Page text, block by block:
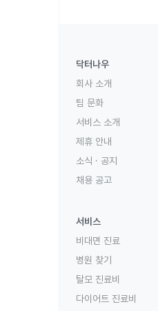
닥터나우
회사 소개
팀 문화
서비스 소개
제휴 안내
소식 · 공지
채용 공고
서비스
비대면 진료
병원 찾기
탈모 진료비
다이어트 진료비